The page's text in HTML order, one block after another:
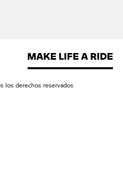
los derechos reservados